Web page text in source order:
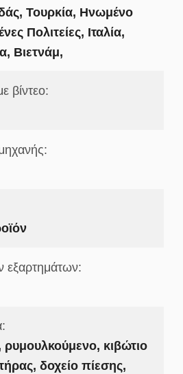
Τουρκία, Ηνωμένο
Πολιτείες, Ιταλία,
Βιετνάμ,
βίντεο:
εξαρτημάτων:
κιβώτιο
δοχείο πίεσης,